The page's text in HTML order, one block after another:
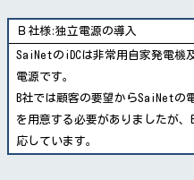
Ｂ社様:独立電源の導入
SaiNetのiDCは非常用自家発電機
電源です。
B社では顧客の要望からSaiNetの
を用意する必要がありましたが
応しています。